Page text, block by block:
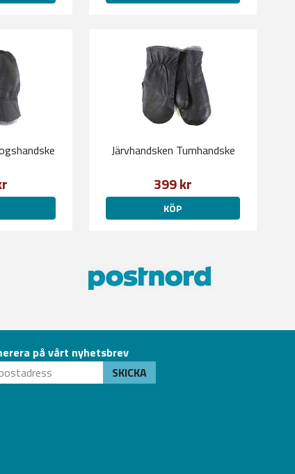
Järvhandsken Tumhandske
399 kr
KÖP
på vårt nyhetsbrev
SKICKA